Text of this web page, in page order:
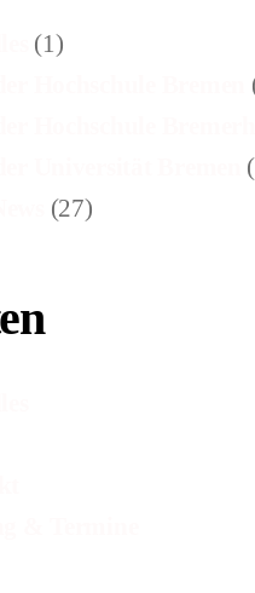
(1)
(27)